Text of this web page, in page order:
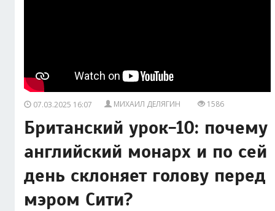
07.03.2025 16:07 МИХАИЛ ДЕЛЯГИН 1586
Британский урок-10: почему
английский монарх и по сей
день склоняет голову перед
мэром Сити?